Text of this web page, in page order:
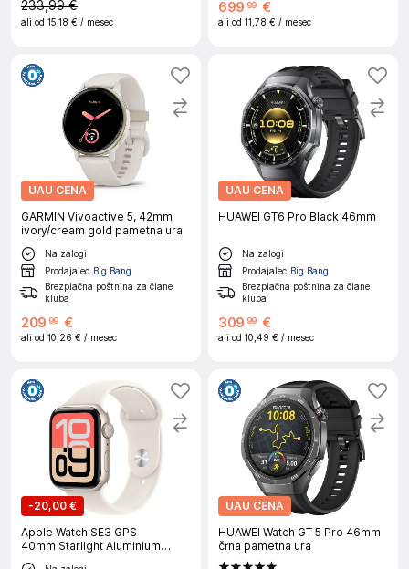
233,99 €
ali od 15,18 € / mesec
699 99 €
ali od 11,78 € / mesec
UAU CENA
GARMIN Vivoactive 5, 42mm
ivory/cream gold pametna ura
Na zalogi
Prodajalec Big Bang
Brezplačna poštnina za člane
kluba
209 99 €
ali od 10,26 € / mesec
UAU CENA
HUAWEI GT6 Pro Black 46mm
Na zalogi
Prodajalec Big Bang
Brezplačna poštnina za člane
kluba
309 99 €
ali od 10,49 € / mesec
-20,00 €
Apple Watch SE3 GPS
40mm Starlight Aluminium
Case with Starlight Sport Band
UAU CENA
HUAWEI Watch GT 5 Pro 46mm
črna pametna ura